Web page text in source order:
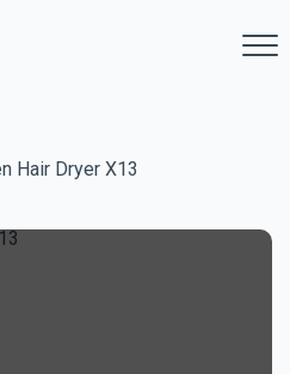
Hair Dryer X13